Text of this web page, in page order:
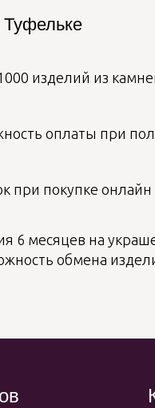
изделий из
6 месяцев на
обмена
оплаты при
при покупке онлайн